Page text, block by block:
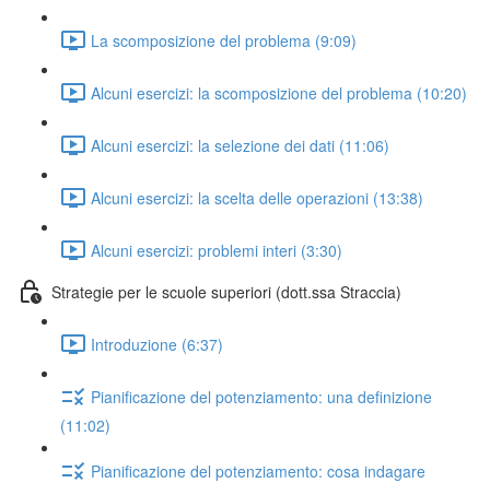
La scomposizione del problema (9:09)
Alcuni esercizi: la scomposizione del problema (10:20)
Alcuni esercizi: la selezione dei dati (11:06)
Alcuni esercizi: la scelta delle operazioni (13:38)
Alcuni esercizi: problemi interi (3:30)
Strategie per le scuole superiori (dott.ssa Straccia)
Introduzione (6:37)
Pianificazione del potenziamento: una definizione
(11:02)
Pianificazione del potenziamento: cosa indagare